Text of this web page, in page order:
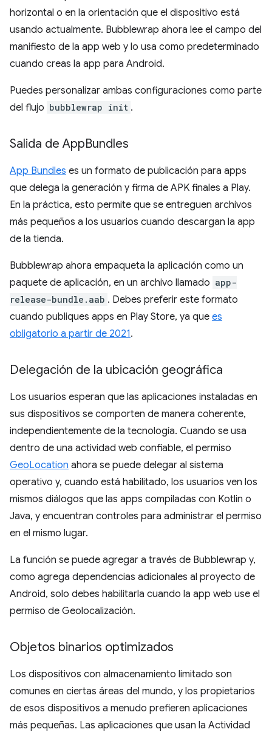
horizontal o en la orientación que el dispositivo está
usando actualmente. Bubblewrap ahora lee el campo del
manifiesto de la app web y lo usa como predeterminado
cuando creas la app para Android.
Puedes personalizar ambas configuraciones como parte
del flujo bubblewrap init .
Salida de AppBundles
App Bundles es un formato de publicación para apps
que delega la generación y firma de APK finales a Play.
En la práctica, esto permite que se entreguen archivos
más pequeños a los usuarios cuando descargan la app
de la tienda.
Bubblewrap ahora empaqueta la aplicación como un
paquete de aplicación, en un archivo llamado app-
release-bundle.aab . Debes preferir este formato
cuando publiques apps en Play Store, ya que es
obligatorio a partir de 2021.
Delegación de la ubicación geográfica
Los usuarios esperan que las aplicaciones instaladas en
sus dispositivos se comporten de manera coherente,
independientemente de la tecnología. Cuando se usa
dentro de una actividad web confiable, el permiso
GeoLocation ahora se puede delegar al sistema
operativo y, cuando está habilitado, los usuarios ven los
mismos diálogos que las apps compiladas con Kotlin o
Java, y encuentran controles para administrar el permiso
en el mismo lugar.
La función se puede agregar a través de Bubblewrap y,
como agrega dependencias adicionales al proyecto de
Android, solo debes habilitarla cuando la app web use el
permiso de Geolocalización.
Objetos binarios optimizados
Los dispositivos con almacenamiento limitado son
comunes en ciertas áreas del mundo, y los propietarios
de esos dispositivos a menudo prefieren aplicaciones
más pequeñas. Las aplicaciones que usan la Actividad